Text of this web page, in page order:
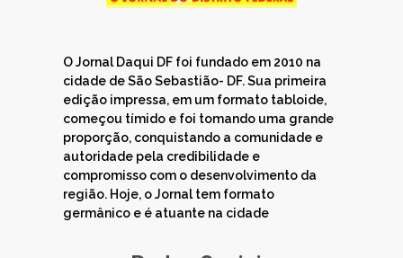
O Jornal Daqui DF foi fundado em 2010 na
cidade de São Sebastião- DF. Sua primeira
edição impressa, em um formato tabloide,
começou tímido e foi tomando uma grande
proporção, conquistando a comunidade e
autoridade pela credibilidade e
compromisso com o desenvolvimento da
região. Hoje, o Jornal tem formato
germânico e é atuante na cidade